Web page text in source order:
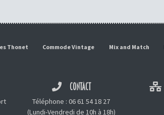
Thonet Commode Vintage Mix and Match
CONTACT
Téléphone : 06 61 54 18 27
(Lundi-Vendredi de 10h à 18h)